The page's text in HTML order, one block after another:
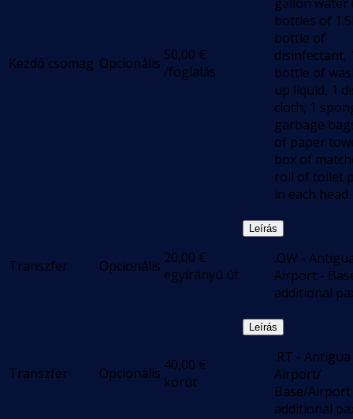
Kezdő csomag Opcionális 50,00 €
/foglalás
gallon water
bottles of
bottle of
disinfectant,
bottle of
up liquid, 1
cloth, 1
garbage
of paper
box of
roll of toilet
in each head
Transzfer Opcionális 20,00 €
egyirányú út
Leírás
.OW -
Airport -
additional
Transzfer Opcionális 40,00 €
körút
Leírás
.RT - Antigua
Airport/
Base/
additional